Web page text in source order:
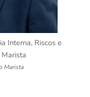
Interna, Riscos e
Marista